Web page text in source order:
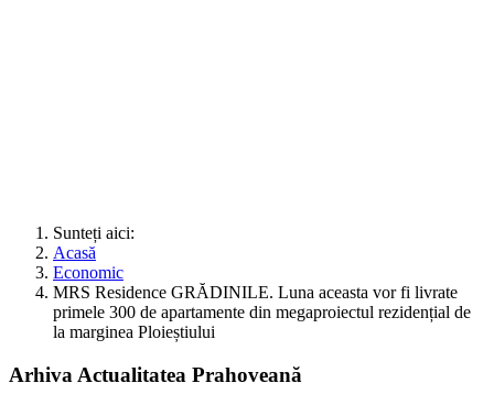
Sunteți aici:
Acasă
Economic
MRS Residence GRĂDINILE. Luna aceasta vor fi livrate
primele 300 de apartamente din megaproiectul rezidențial de
la marginea Ploieștiului
Arhiva Actualitatea Prahoveană